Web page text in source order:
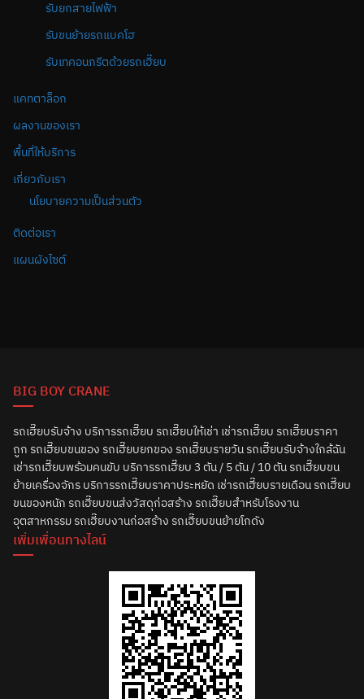
รับยกสายไฟฟ้า
รับขนย้ายรถแบคโฮ
รับเทคอนกรีตด้วยรถเฮี๊ยบ
แคทตาล็อก
ผลงานของเรา
พื้นที่ให้บริการ
เกี่ยวกับเรา
นโยบายความเป็นส่วนตัว
ติดต่อเรา
แผนผังไซต์
BIG BOY CRANE
รถเฮี๊ยบรับจ้าง บริการรถเฮี๊ยบ รถเฮี๊ยบให้เช่า เช่ารถเฮี๊ยบ รถเฮี๊ยบราคา
ถูก รถเฮี๊ยบขนของ รถเฮี๊ยบยกของ รถเฮี๊ยบรายวัน รถเฮี๊ยบรับจ้างใกล้ฉัน
เช่ารถเฮี๊ยบพร้อมคนขับ บริการรถเฮี๊ยบ 3 ตัน / 5 ตัน / 10 ตัน รถเฮี๊ยบขน
ย้ายเครื่องจักร บริการรถเฮี๊ยบราคาประหยัด เช่ารถเฮี๊ยบรายเดือน รถเฮี๊ยบ
ขนของหนัก รถเฮี๊ยบขนส่งวัสดุก่อสร้าง รถเฮี๊ยบสำหรับโรงงาน
อุตสาหกรรม รถเฮี๊ยบงานก่อสร้าง รถเฮี๊ยบขนย้ายโกดัง
เพิ่มเพื่อนทางไลน์